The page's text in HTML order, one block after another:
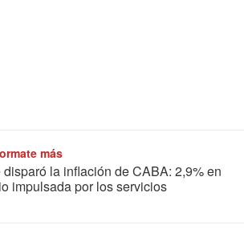
más
disparó la inflación de CABA: 2,9% en
impulsada por los servicios